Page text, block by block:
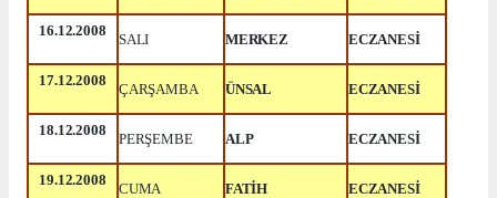
16.12.2008
SALI MERKEZ ECZANESİ
17.12.2008
ÇARŞAMBA ÜNSAL ECZANESİ
18.12.2008
PERŞEMBE ALP ECZANESİ
19.12.2008
CUMA FATİH ECZANESİ